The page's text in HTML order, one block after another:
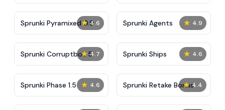
★ 4.6
Sprunki Pyramixed 0.9 ★ 4.9
Sprunki Agents
★ 4.7
Sprunki Corruptbox 5 ★ 4.6
Sprunki Ships
★ 4.6
Sprunki Phase 1.5 ★ 4.4
Sprunki Retake Bonus